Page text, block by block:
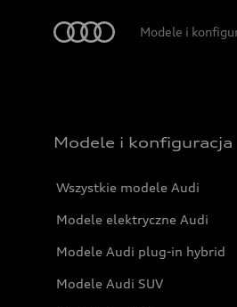
Modele i
Modele i konfiguracja
Wszystkie modele Audi
Modele elektryczne Audi
Modele Audi plug-in hybrid
Modele Audi SUV